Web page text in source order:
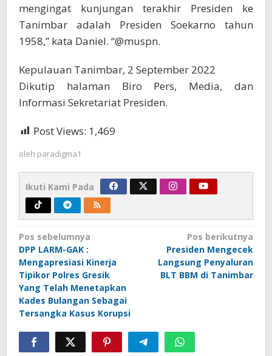
mengingat kunjungan terakhir Presiden ke
Tanimbar adalah Presiden Soekarno tahun
1958,” kata Daniel. “@muspn.
Kepulauan Tanimbar, 2 September 2022
Dikutip halaman Biro Pers, Media, dan
Informasi Sekretariat Presiden.
Post Views: 1,469
oleh paradigma1
Ikuti Kami Pada
Navigasi
pos
Pos sebelumnya
DPP LARM-GAK :
Mengapresiasi Kinerja
Tipikor Polres Gresik
Yang Telah Menetapkan
Kades Bulangan Sebagai
Tersangka Kasus Korupsi
Pos berikutnya
Presiden Mengecek
Langsung Penyaluran
BLT BBM di Tanimbar